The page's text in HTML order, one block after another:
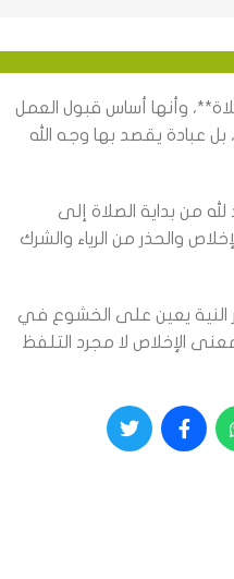
وأنها أساس قبول العمل
عبادة يقصد بها وجه الله
من بداية الصلاة إلى
والحذر من الرياء والشرك
النية يعين على الخشوع في
الإخلاص لا مجرد التلفظ